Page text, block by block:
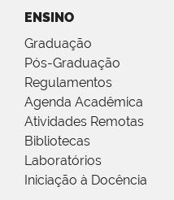
ENSINO
Graduação
Pós-Graduação
Regulamentos
Agenda Acadêmica
Atividades Remotas
Bibliotecas
Laboratórios
Iniciação à Docência